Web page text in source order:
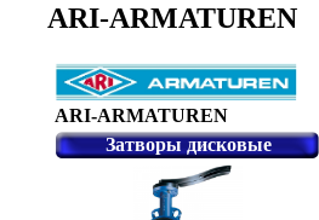
ARI-ARMATUREN
ARI-ARMATUREN
Затворы дисковые